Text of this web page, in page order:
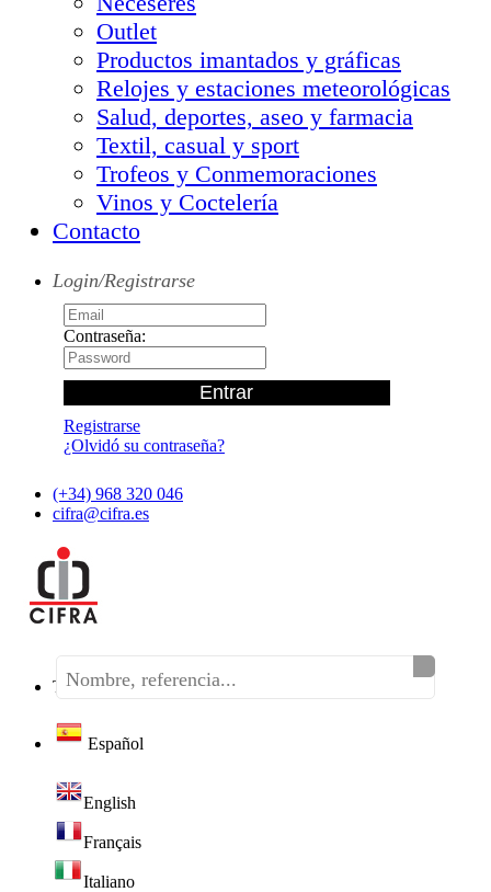
Outlet
Productos imantados y gráficas
Relojes y estaciones meteorológicas
Salud, deportes, aseo y farmacia
Textil, casual y sport
Trofeos y Conmemoraciones
Vinos y Coctelería
Contacto
Login/Registrarse
Contraseña:
Registrarse
¿Olvidó su contraseña?
(+34) 968 320 046
cifra@cifra.es
Teléfono:(+34) 968 320 046
Español
English
Français
Italiano